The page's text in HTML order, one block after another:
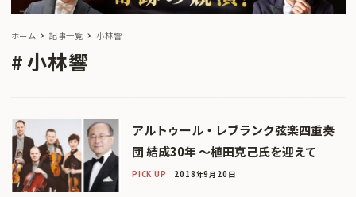
ホーム 記事一覧 小林響
小林響
アルトゥール・レブランク弦楽四重奏
団 結成30年 〜植田克己氏を迎えて
PICK UP 2018年9月20日